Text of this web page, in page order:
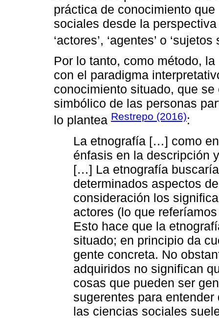
práctica de conocimiento
sociales desde la
‘actores’, ‘agentes’ o ‘sujetos
Por lo tanto, como método,
con el paradigma
conocimiento situado, que
simbólico de las personas
lo plantea Restrepo (2016):
La etnografía […] como
énfasis en la descripción
[…] La etnografía
determinados aspectos
consideración los
actores (lo que
Esto hace que la
situado; en principio da
gente concreta. No
adquiridos no significan
cosas que pueden ser
sugerentes para
las ciencias sociales